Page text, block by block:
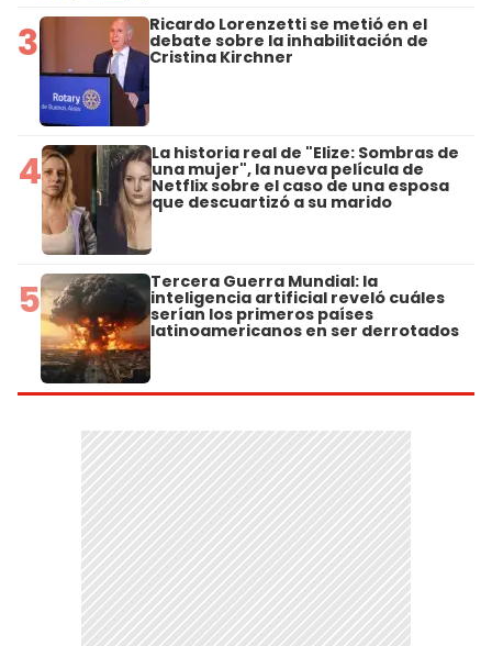
3 Ricardo Lorenzetti se metió en el
debate sobre la inhabilitación de
Cristina Kirchner
4 La historia real de "Elize: Sombras de
una mujer", la nueva película de
Netflix sobre el caso de una esposa
que descuartizó a su marido
5 Tercera Guerra Mundial: la
inteligencia artificial reveló cuáles
serían los primeros países
latinoamericanos en ser derrotados